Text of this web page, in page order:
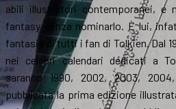
abili illustratori contemporanei,
fantasy senza nominarlo. È lui,
fantasia di tutti i fan di Tolkien. Dal
nei celebri calendari dedicati a
saranno 1990, 2002, 2003,
pubblicata la prima edizione